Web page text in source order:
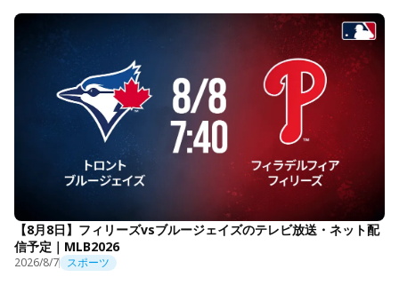
【8月8日】フィリーズvsブルージェイズのテレビ放送・ネット配
信予定｜MLB2026
2026/8/7 スポーツ